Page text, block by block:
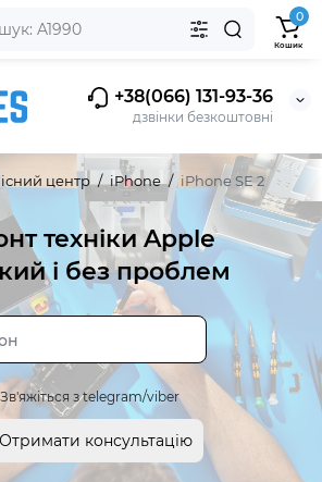
+38(066) 131-93-36
дзвінки безкоштовні
0
Кошик
центр iPhone iPhone SE 2
техніки Apple
і без проблем
Зв'яжіться з telegram/viber
Отримати консультацію